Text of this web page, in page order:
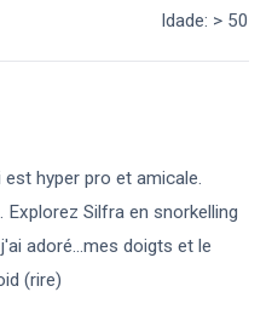
Idade: > 50
hyper pro et amicale.
Silfra en snorkelling
adoré...mes doigts et le
(rire)